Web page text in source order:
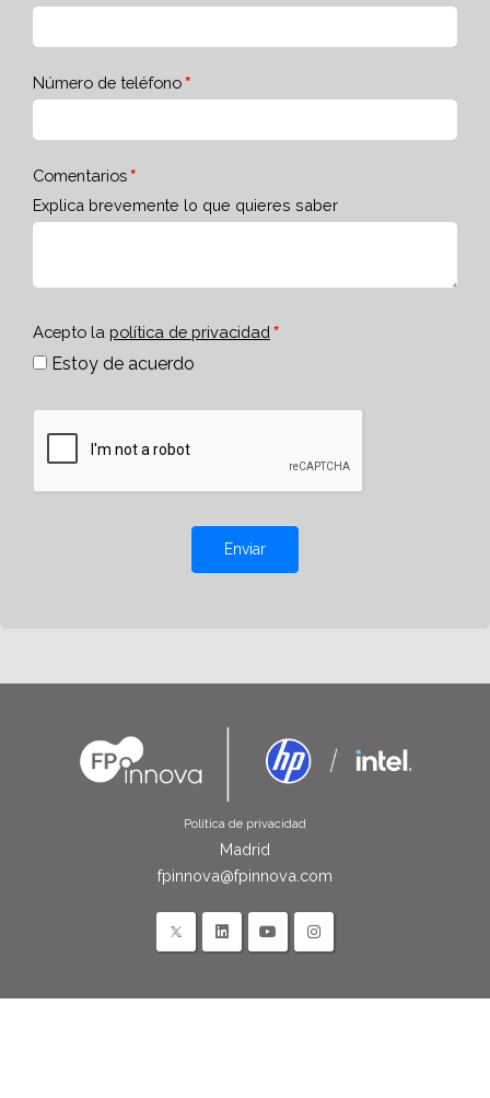
Número de teléfono
Comentarios
Explica brevemente lo que quieres saber
Acepto la política de privacidad
Estoy de acuerdo
Enviar
Política de privacidad
Madrid
fpinnova@fpinnova.com